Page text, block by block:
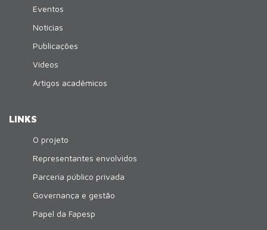
Eventos
Notícias
Publicações
Vídeos
Artigos acadêmicos
LINKS
O projeto
Representantes envolvidos
Parceria público privada
Governança e gestão
Papel da Fapesp